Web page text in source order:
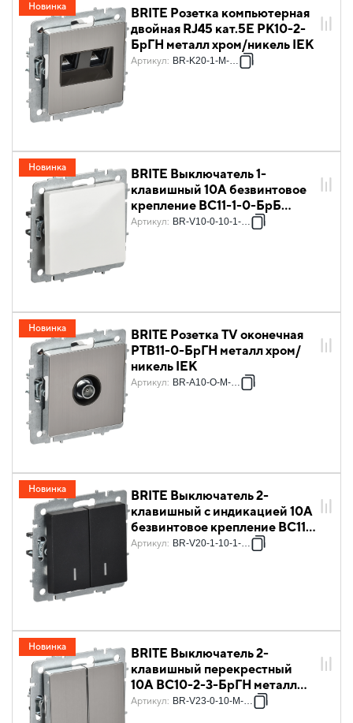
BRITE Розетка компьютерная
двойная RJ45 кат.5E РК10-2-
БрГН металл хром/никель IEK
Артикул: BR-K20-1-M-K23
Новинка
BRITE Выключатель 1-
клавишный 10А безвинтовое
крепление ВС11-1-0-БрБ
белый IEK
Артикул: BR-V10-0-10-1-K01
Новинка
BRITE Розетка TV оконечная
РТВ11-0-БрГН металл хром/
никель IEK
Артикул: BR-A10-O-M-K23
Новинка
BRITE Выключатель 2-
клавишный с индикацией 10А
безвинтовое крепление ВС11-
2-1-БрЧ черный IEK
Артикул: BR-V20-1-10-1-K02
Новинка
BRITE Выключатель 2-
клавишный перекрестный
10А ВС10-2-3-БрГН металл
хром/никель IEK
Артикул: BR-V23-0-10-M-K23
Новинка